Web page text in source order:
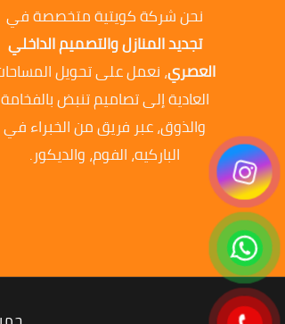
نحن شركة كويتية متخصصة في
تجديد المنازل والتصميم الداخلي
العصري، نعمل على تحويل
العادية إلى تصاميم تنبض بالفخامة
والذوق، عبر فريق من الخبراء في
الباركيه، الفوم، والديكور.